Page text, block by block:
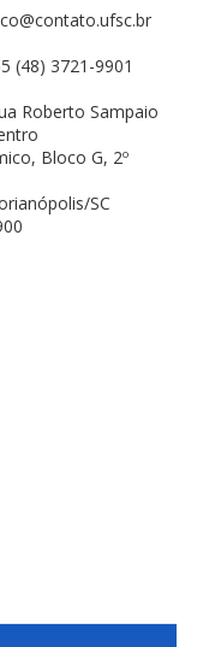
(48) 3721-9901
Roberto Sampaio
Bloco G, 2º
SC